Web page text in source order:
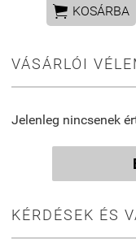
 KOSÁRBA
VÁSÁRLÓI
Jelenleg nincsenek
KÉRDÉSEK ÉS